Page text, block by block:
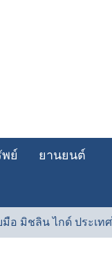
ย์
ยานยนต์
ชลิน ไกด์ ประเทศไ